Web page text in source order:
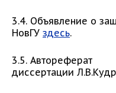
3.4. Объявление о
НовГУ здесь.
3.5. Автореферат
диссертации